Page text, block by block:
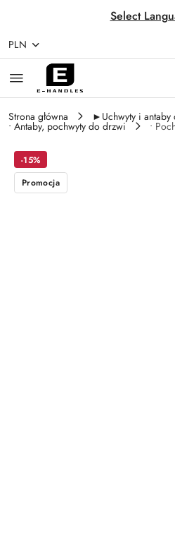
Select
Przejdź do treści głównej
Przejdź do wyszukiwarki
Przejdź do moje konto
Przejdź do menu głównego
Przejdź do opisu produktu
Przejdź do stopki
PLN
Strona główna ►Uchwyty i antaby
• Antaby, pochwyty do drzwi •
-15%
Promocja